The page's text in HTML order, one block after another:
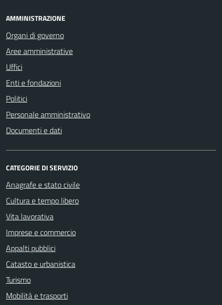
AMMINISTRAZIONE
Organi di governo
Aree amministrative
Uffici
Enti e fondazioni
Politici
Personale amministrativo
Documenti e dati
CATEGORIE DI SERVIZIO
Anagrafe e stato civile
Cultura e tempo libero
Vita lavorativa
Imprese e commercio
Appalti pubblici
Catasto e urbanistica
Turismo
Mobilità e trasporti